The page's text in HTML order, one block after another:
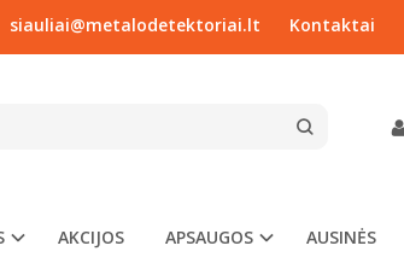
siauliai@metalodetektoriai.lt Kontaktai
AKCIJOS APSAUGOS AUSINĖS